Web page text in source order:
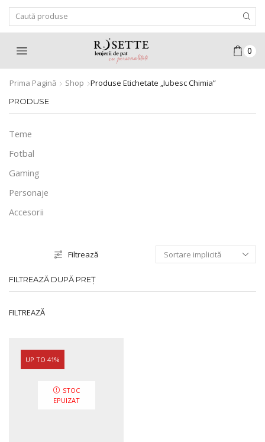
Input
0
Prima Pagină Shop Produse Etichetate „iubesc Chimia”
Filtrează
FILTREAZĂ DUPĂ PREȚ
FILTREAZĂ
UP TO 41%
STOC
EPUIZAT
PRODUSE
Teme
Fotbal
Gaming
Personaje
Accesorii